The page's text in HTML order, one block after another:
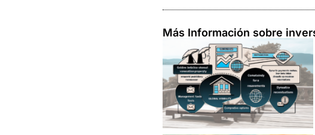
Más Información sobre